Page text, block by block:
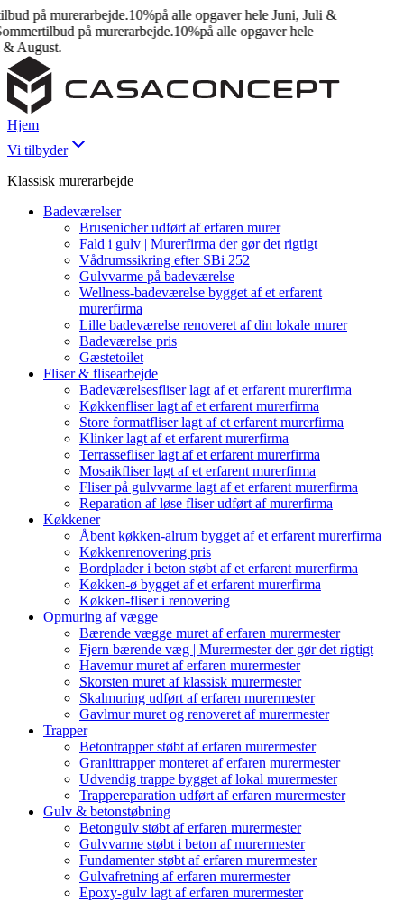
på murerarbejde.10%på alle opgaver hele Juni, Juli &
på murerarbejde.10%på alle opgaver hele
August.
Hjem
Vi tilbyder
Klassisk murerarbejde
Badeværelser
Brusenicher udført af erfaren murer
Fald i gulv | Murerfirma der gør det rigtigt
Vådrumssikring efter SBi 252
Gulvvarme på badeværelse
Wellness-badeværelse bygget af et erfarent
murerfirma
Lille badeværelse renoveret af din lokale murer
Badeværelse pris
Gæstetoilet
Fliser & flisearbejde
Badeværelsesfliser lagt af et erfarent murerfirma
Køkkenfliser lagt af et erfarent murerfirma
Store formatfliser lagt af et erfarent murerfirma
Klinker lagt af et erfarent murerfirma
Terrassefliser lagt af et erfarent murerfirma
Mosaikfliser lagt af et erfarent murerfirma
Fliser på gulvvarme lagt af et erfarent murerfirma
Reparation af løse fliser udført af murerfirma
Køkkener
Åbent køkken-alrum bygget af et erfarent murerfirma
Køkkenrenovering pris
Bordplader i beton støbt af et erfarent murerfirma
Køkken-ø bygget af et erfarent murerfirma
Køkken-fliser i renovering
Opmuring af vægge
Bærende vægge muret af erfaren murermester
Fjern bærende væg | Murermester der gør det rigtigt
Havemur muret af erfaren murermester
Skorsten muret af klassisk murermester
Skalmuring udført af erfaren murermester
Gavlmur muret og renoveret af murermester
Trapper
Betontrapper støbt af erfaren murermester
Granittrapper monteret af erfaren murermester
Udvendig trappe bygget af lokal murermester
Trappereparation udført af erfaren murermester
Gulv & betonstøbning
Betongulv støbt af erfaren murermester
Gulvvarme støbt i beton af murermester
Fundamenter støbt af erfaren murermester
Gulvafretning af erfaren murermester
Epoxy-gulv lagt af erfaren murermester